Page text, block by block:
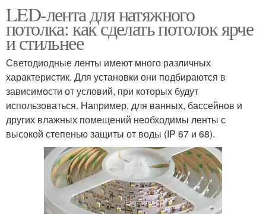
LED-лента для натяжного
потолка: как сделать потолок ярче
и стильнее
Светодиодные ленты имеют много различных
характеристик. Для установки они подбираются в
зависимости от условий, при которых будут
использоваться. Например, для ванных, бассейнов и
других влажных помещений необходимы ленты с
высокой степенью защиты от воды (IP 67 и 68).